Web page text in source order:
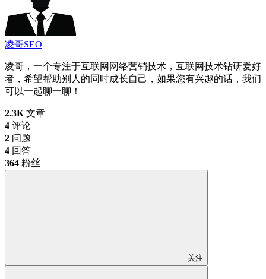
凌哥SEO
凌哥，一个专注于互联网网络营销技术，互联网技术钻研爱好
者，希望帮助别人的同时成长自己，如果您有兴趣的话，我们
可以一起聊一聊！
2.3K 文章
4 评论
2 问题
4 回答
364 粉丝
关注